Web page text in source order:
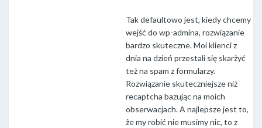
Tak defaultowo jest, kiedy chcemy
wejść do wp-admina, rozwiązanie
bardzo skuteczne. Moi klienci z
dnia na dzień przestali się skarżyć
też na spam z formularzy.
Rozwiązanie skuteczniejsze niż
recaptcha bazując na moich
obserwacjach. A najlepsze jest to,
że my robić nie musimy nic, to z